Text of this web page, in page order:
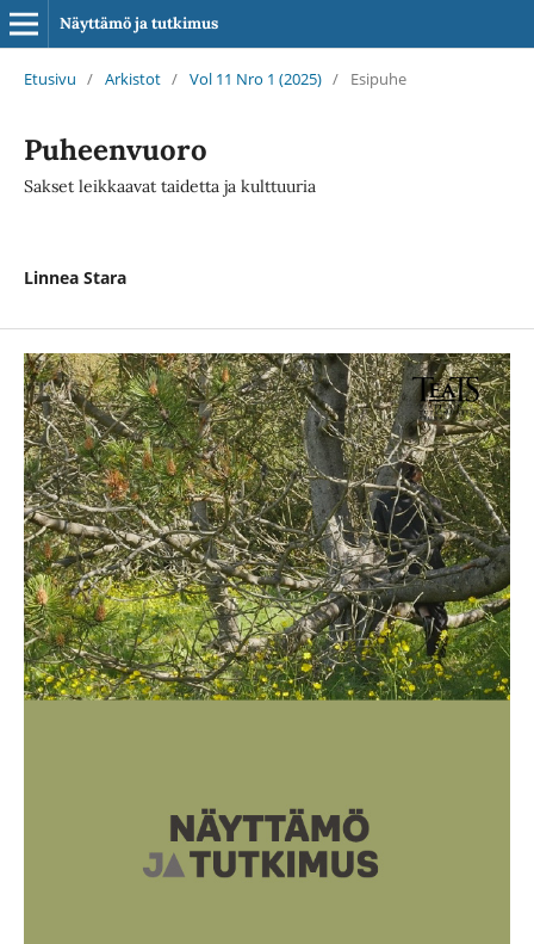
Näyttämö ja tutkimus
Etusivu / Arkistot / Vol 11 Nro 1 (2025) / Esipuhe
Puheenvuoro
Sakset leikkaavat taidetta ja kulttuuria
Linnea Stara